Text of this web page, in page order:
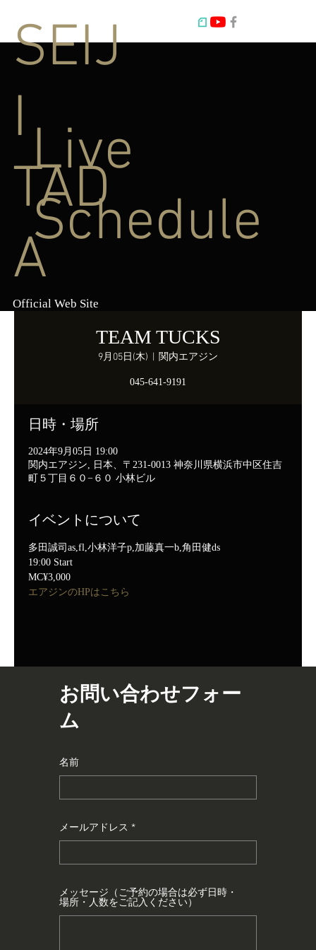
TEAM TUCKS
9月05日(木) 関内エアジン
045-641-9191
日時・場所
2024年9月05日 19:00
関内エアジン, 日本、〒231-0013 神奈川県横浜市中区住吉
町５丁目６０−６０ 小林ビル
イベントについて
多田誠司as,fl,小林洋子p,加藤真一b,角田健ds
19:00 Start
MC¥3,000
エアジンのHPはこちら
Live
Schedule
SEIJ
I
TAD
A
Official Web Site
お問い合わせフォー
ム
名前
メールアドレス
メッセージ（ご予約の場合は必ず日時・
場所・人数をご記入ください）